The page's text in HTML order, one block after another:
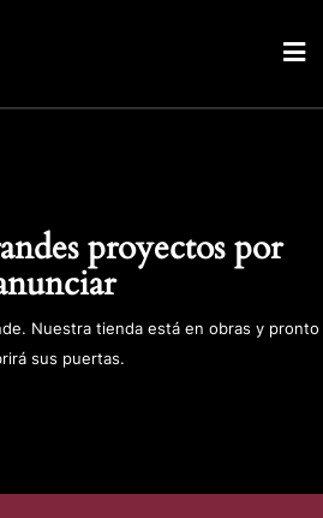
proyectos por
Nuestra tienda está en obras y pronto
sus puertas.